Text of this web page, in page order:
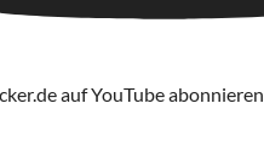
auf YouTube abonnieren